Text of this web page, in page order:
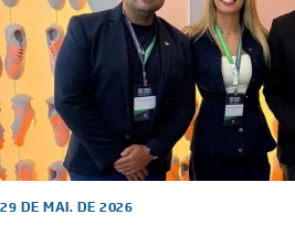
29 DE MAI. DE 2026